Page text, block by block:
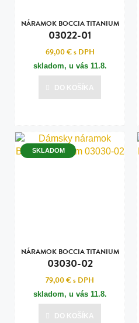
NÁRAMOK BOCCIA TITANIUM
03022-01
69,00 €s DPH
skladom, u vás 11.8.
DO KOŠÍKA
SKLADOM
NÁRAMOK BOCCIA TITANIUM
03030-02
79,00 €s DPH
skladom, u vás 11.8.
DO KOŠÍKA